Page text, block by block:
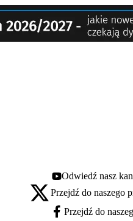
Youtube - otwiera się w
Odwiedź nasz
X - otwiera się w nowej karcie
Przejdź do naszego
Facebook - otwiera się w
Przejdź do